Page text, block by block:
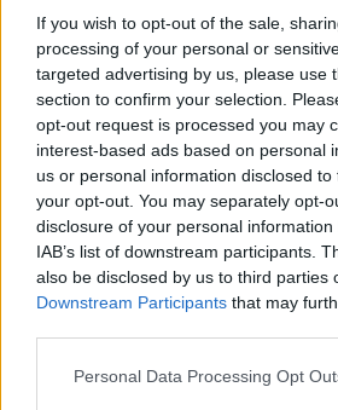
If you wish to opt-out of the sale,
processing of your personal or
targeted advertising by us, please use
section to confirm your selection.
opt-out request is processed you may
interest-based ads based on personal
us or personal information disclosed
your opt-out. You may separately opt-
disclosure of your personal
IAB’s list of downstream participants.
also be disclosed by us to third parties
Downstream Participants that may
Please note that this website/app uses
Personal Data Processing Opt
gyümölcsök könnyen
ellenséggé válhatnak